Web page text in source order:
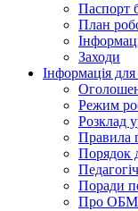
Паспорт
План
Заходи
Інформація для
Режим
Розклад
Правила
Порядок
Поради
Про